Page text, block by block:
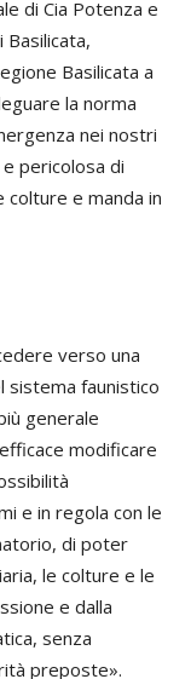
di Cia Potenza e
Basilicata a
la norma
nei nostri
pericolosa di
e manda in
verso una
sistema faunistico
generale
modificare
e in regola con le
di poter
le colture e le
e dalla
senza
preposte».